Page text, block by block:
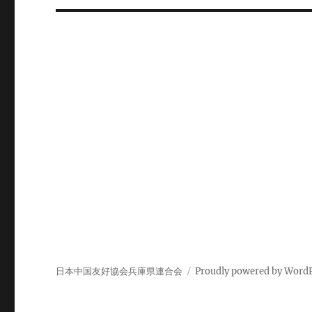
日本中国友好協会兵庫県連合会 Proudly powered by